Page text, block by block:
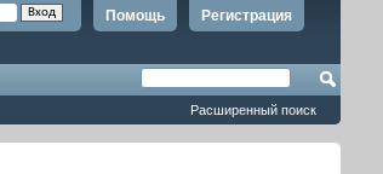
Регистрация
Помощь
Расширенный поиск